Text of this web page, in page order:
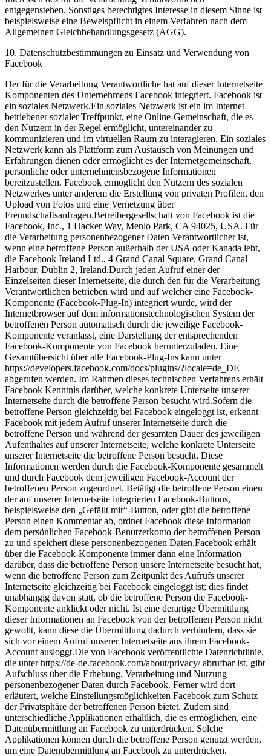
entgegenstehen. Sonstiges berechtigtes Interesse in diesem Sinne ist
beispielsweise eine Beweispflicht in einem Verfahren nach dem
Allgemeinen Gleichbehandlungsgesetz (AGG).
10. Datenschutzbestimmungen zu Einsatz und Verwendung von
Facebook
Der für die Verarbeitung Verantwortliche hat auf dieser Internetseite
Komponenten des Unternehmens Facebook integriert. Facebook ist
ein soziales Netzwerk.Ein soziales Netzwerk ist ein im Internet
betriebener sozialer Treffpunkt, eine Online-Gemeinschaft, die es
den Nutzern in der Regel ermöglicht, untereinander zu
kommunizieren und im virtuellen Raum zu interagieren. Ein soziales
Netzwerk kann als Plattform zum Austausch von Meinungen und
Erfahrungen dienen oder ermöglicht es der Internetgemeinschaft,
persönliche oder unternehmensbezogene Informationen
bereitzustellen. Facebook ermöglicht den Nutzern des sozialen
Netzwerkes unter anderem die Erstellung von privaten Profilen, den
Upload von Fotos und eine Vernetzung über
Freundschaftsanfragen.Betreibergesellschaft von Facebook ist die
Facebook, Inc., 1 Hacker Way, Menlo Park, CA 94025, USA. Für
die Verarbeitung personenbezogener Daten Verantwortlicher ist,
wenn eine betroffene Person außerhalb der USA oder Kanada lebt,
die Facebook Ireland Ltd., 4 Grand Canal Square, Grand Canal
Harbour, Dublin 2, Ireland.Durch jeden Aufruf einer der
Einzelseiten dieser Internetseite, die durch den für die Verarbeitung
Verantwortlichen betrieben wird und auf welcher eine Facebook-
Komponente (Facebook-Plug-In) integriert wurde, wird der
Internetbrowser auf dem informationstechnologischen System der
betroffenen Person automatisch durch die jeweilige Facebook-
Komponente veranlasst, eine Darstellung der entsprechenden
Facebook-Komponente von Facebook herunterzuladen. Eine
Gesamtübersicht über alle Facebook-Plug-Ins kann unter
https://developers.facebook.com/docs/plugins/?locale=de_DE
abgerufen werden. Im Rahmen dieses technischen Verfahrens erhält
Facebook Kenntnis darüber, welche konkrete Unterseite unserer
Internetseite durch die betroffene Person besucht wird.Sofern die
betroffene Person gleichzeitig bei Facebook eingeloggt ist, erkennt
Facebook mit jedem Aufruf unserer Internetseite durch die
betroffene Person und während der gesamten Dauer des jeweiligen
Aufenthaltes auf unserer Internetseite, welche konkrete Unterseite
unserer Internetseite die betroffene Person besucht. Diese
Informationen werden durch die Facebook-Komponente gesammelt
und durch Facebook dem jeweiligen Facebook-Account der
betroffenen Person zugeordnet. Betätigt die betroffene Person einen
der auf unserer Internetseite integrierten Facebook-Buttons,
beispielsweise den „Gefällt mir“-Button, oder gibt die betroffene
Person einen Kommentar ab, ordnet Facebook diese Information
dem persönlichen Facebook-Benutzerkonto der betroffenen Person
zu und speichert diese personenbezogenen Daten.Facebook erhält
über die Facebook-Komponente immer dann eine Information
darüber, dass die betroffene Person unsere Internetseite besucht hat,
wenn die betroffene Person zum Zeitpunkt des Aufrufs unserer
Internetseite gleichzeitig bei Facebook eingeloggt ist; dies findet
unabhängig davon statt, ob die betroffene Person die Facebook-
Komponente anklickt oder nicht. Ist eine derartige Übermittlung
dieser Informationen an Facebook von der betroffenen Person nicht
gewollt, kann diese die Übermittlung dadurch verhindern, dass sie
sich vor einem Aufruf unserer Internetseite aus ihrem Facebook-
Account ausloggt.Die von Facebook veröffentlichte Datenrichtlinie,
die unter https://de-de.facebook.com/about/privacy/ abrufbar ist, gibt
Aufschluss über die Erhebung, Verarbeitung und Nutzung
personenbezogener Daten durch Facebook. Ferner wird dort
erläutert, welche Einstellungsmöglichkeiten Facebook zum Schutz
der Privatsphäre der betroffenen Person bietet. Zudem sind
unterschiedliche Applikationen erhältlich, die es ermöglichen, eine
Datenübermittlung an Facebook zu unterdrücken. Solche
Applikationen können durch die betroffene Person genutzt werden,
um eine Datenübermittlung an Facebook zu unterdrücken.